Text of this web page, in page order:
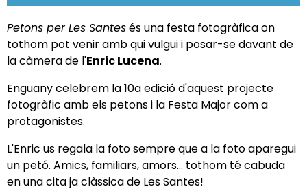
Petons per Les Santesés una festa fotogràfica on
tothom pot venir amb qui vulgui i posar-se davant de
la càmera de l'Enric Lucena.
Enguany celebrem la 10a edició d'aquest projecte
fotogràfic amb els petons i la Festa Major com a
protagonistes.
L'Enric us regala la foto sempre que a la foto aparegui
un petó. Amics, familiars, amors... tothom té cabuda
en una cita ja clàssica de Les Santes!